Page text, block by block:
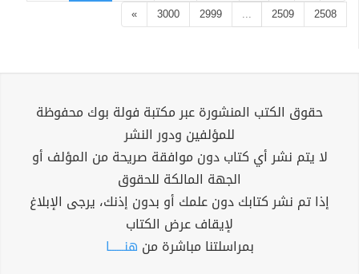
2508
2509
...
2999
3000
»
حقوق الكتب المنشورة عبر مكتبة فولة بوك محفوظة
للمؤلفين ودور النشر
لا يتم نشر أي كتاب دون موافقة صريحة من المؤلف أو
الجهة المالكة للحقوق
إذا تم نشر كتابك دون علمك أو بدون إذنك، يرجى الإبلاغ
لإيقاف عرض الكتاب
بمراسلتنا مباشرة من هنــــــا